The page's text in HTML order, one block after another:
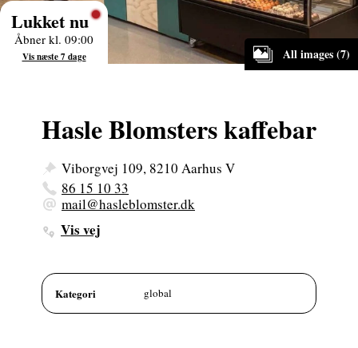
All images (7)
Lukket nu
Åbner kl. 09:00
Vis næste 7 dage
Hasle Blomsters kaffebar
Viborgvej 109, 8210 Aarhus V
86 15 10 33
mail@hasleblomster.dk
Vis vej
Kategori global